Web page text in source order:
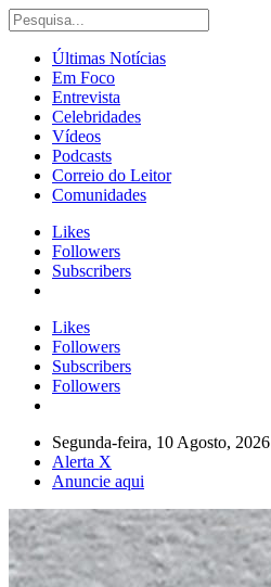
Últimas Notícias
Em Foco
Entrevista
Celebridades
Vídeos
Podcasts
Correio do Leitor
Comunidades
Likes
Followers
Subscribers
Likes
Followers
Subscribers
Followers
Segunda-feira, 10 Agosto, 2026
Alerta X
Anuncie aqui